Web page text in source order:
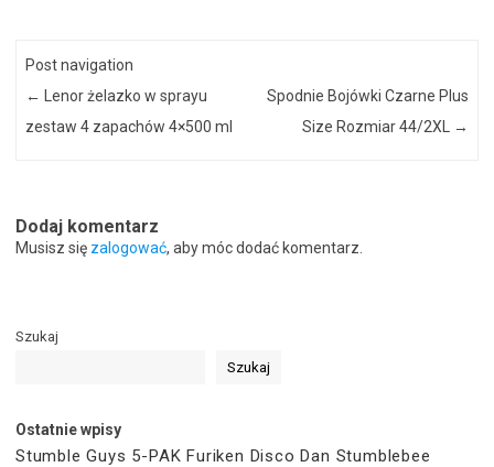
Post navigation
← Lenor żelazko w sprayu
zestaw 4 zapachów 4×500 ml
Spodnie Bojówki Czarne Plus
Size Rozmiar 44/2XL →
Dodaj komentarz
Musisz się zalogować, aby móc dodać komentarz.
Szukaj
Szukaj
Ostatnie wpisy
Stumble Guys 5-PAK Furiken Disco Dan Stumblebee